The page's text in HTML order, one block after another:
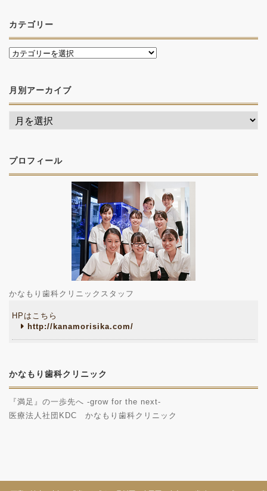
カテゴリー
月別アーカイブ
プロフィール
かなもり歯科クリニックスタッフ
HPはこちら
http://kanamorisika.com/
かなもり歯科クリニック
『満足』の一歩先へ -grow for the next-
医療法人社団KDC かなもり歯科クリニック